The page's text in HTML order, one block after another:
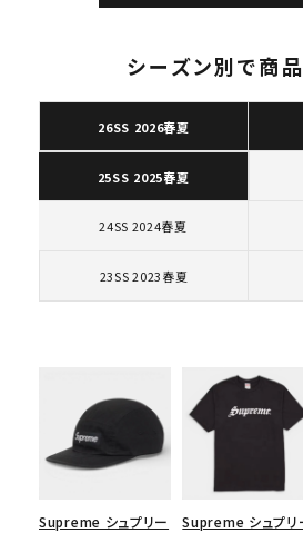
キーワードから探す
人気ワード
キャップ・ハット
パーカー・クル
カテゴリーから探す
シーズンから探す
シーズン別で商
26SS 2026春夏
25SS 2025春夏
24SS 2024春夏
23SS 2023春夏
Supreme シュプリー
Supreme シュプリ